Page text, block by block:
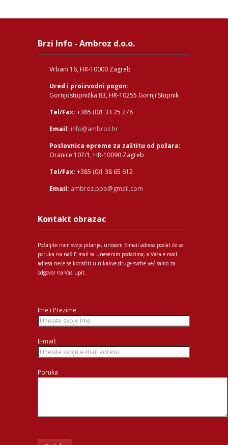
Brzi Info - Ambroz d.o.o.
Vrbani 16, HR-10000 Zagreb
Ured i proizvodni pogon:
Gornjostupnička 83, HR-10255 Gornji Stupnik
Tel/Fax: +385 (0)1 33 25 278
Email: info@ambroz.hr
Poslovnica opreme za zaštitu od požara:
Oranice 107/1, HR-10090 Zagreb
Tel/Fax: +385 (0)1 38 65 612
Email: ambroz.ppo@gmail.com
Kontakt obrazac
Pošaljite nam svoje pitanje, unosom E-mail adrese poslat će se
poruka na naš E-mail sa unesenim podacima, a Vaša e-mail
adresa neće se koristiti u nikakve druge svrhe već samo za
odgovor na Vaš upit.
Ime i Prezime
E-mail:
Poruka